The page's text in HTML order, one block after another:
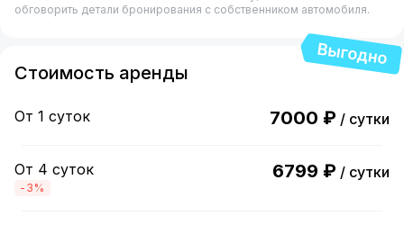
обговорить детали бронирования с собственником автомобиля.
Стоимость аренды
От 1 суток 7000 ₽ / сутки
От 4 суток
-3%
6799 ₽ / сутки